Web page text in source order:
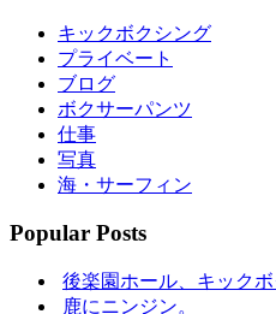
キックボクシング
プライベート
ブログ
ボクサーパンツ
仕事
写真
海・サーフィン
Popular Posts
後楽園ホール、キック
鹿にニンジン。